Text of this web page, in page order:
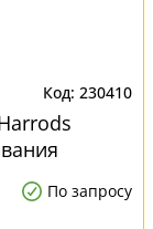
230410
По запросу